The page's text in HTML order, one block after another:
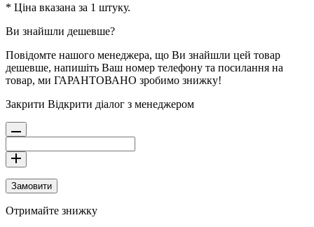
* Ціна вказана за 1 штуку.
Ви знайшли дешевше?
Повідомте нашого менеджера, що Ви знайшли цей товар
дешевше, напишіть Ваш номер телефону та посилання на
товар, ми ГАРАНТОВАНО зробимо знижку!
Закрити Відкрити діалог з менеджером
Замовити
Отримайте знижку